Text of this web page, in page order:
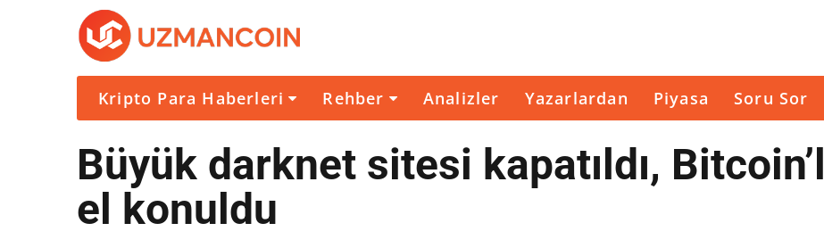
Kripto Para Haberleri Rehber Analizler Yazarlardan Piyasa Soru Sor
Büyük darknet sitesi kapatıldı,
el konuldu